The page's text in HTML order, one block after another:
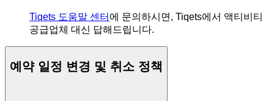
Tiqets 도움말 센터 에 문의하시면, Tiqets에서 액티비티
공급업체 대신 답해드립니다.
예약 일정 변경 및 취소 정책